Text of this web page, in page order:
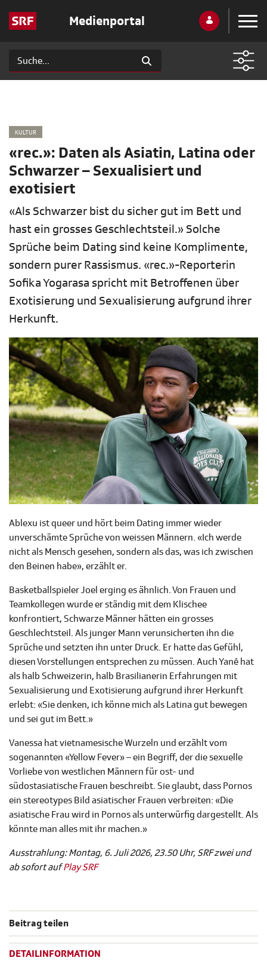
Medienportal
KULTUR
«rec.»: Daten als Asiatin, Latina oder
Schwarzer – Sexualisiert und
exotisiert
«Als Schwarzer bist du sicher gut im Bett und
hast ein grosses Geschlechtsteil.» Solche
Sprüche beim Dating sind keine Komplimente,
sondern purer Rassismus. «rec.»-Reporterin
Sofika Yogarasa spricht mit Betroffenen über
Exotisierung und Sexualisierung aufgrund ihrer
Herkunft.
Ablexu ist queer und hört beim Dating immer wieder
unverschämte Sprüche von weissen Männern. «Ich werde
nicht als Mensch gesehen, sondern als das, was ich zwischen
den Beinen habe», erzählt er.
Basketballspieler Joel erging es ähnlich. Von Frauen und
Teamkollegen wurde er ständig mit dem Klischee
konfrontiert, Schwarze Männer hätten ein grosses
Geschlechtsteil. Als junger Mann verunsicherten ihn die
Sprüche und setzten ihn unter Druck. Er hatte das Gefühl,
diesen Vorstellungen entsprechen zu müssen. Auch Yanê hat
als halb Schweizerin, halb Brasilianerin Erfahrungen mit
Sexualisierung und Exotisierung aufgrund ihrer Herkunft
erlebt: «Sie denken, ich könne mich als Latina gut bewegen
und sei gut im Bett.»
Vanessa hat vietnamesische Wurzeln und erzählt vom
sogenannten «Yellow Fever» – ein Begriff, der die sexuelle
Vorliebe von westlichen Männern für ost- und
südostasiatische Frauen beschreibt. Sie glaubt, dass Pornos
ein stereotypes Bild asiatischer Frauen verbreiten: «Die
asiatische Frau wird in Pornos als unterwürfig dargestellt. Als
könnte man alles mit ihr machen.»
Ausstrahlung: Montag, 6. Juli 2026, 23.50 Uhr, SRF zwei und
ab sofort aufPlay SRF
Beitrag teilen
DETAILINFORMATION